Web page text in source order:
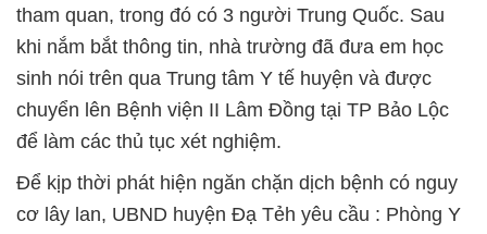
tham quan, trong đó có 3 người Trung Quốc. Sau
khi nắm bắt thông tin, nhà trường đã đưa em học
sinh nói trên qua Trung tâm Y tế huyện và được
chuyển lên Bệnh viện II Lâm Đồng tại TP Bảo Lộc
để làm các thủ tục xét nghiệm.
Để kịp thời phát hiện ngăn chặn dịch bệnh có nguy
cơ lây lan, UBND huyện Đạ Tẻh yêu cầu : Phòng Y